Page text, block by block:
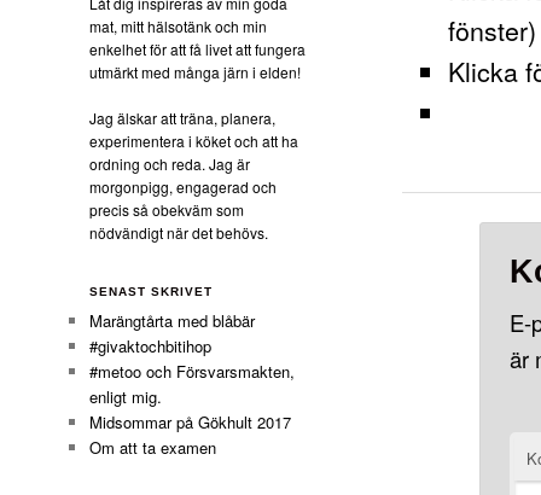
fönster)
Klicka
E-
är
mat, mitt hälsotänk och min
enkelhet för att få livet att fungera
utmärkt med många järn i elden!
Jag älskar att träna, planera,
experimentera i köket och att ha
ordning och reda. Jag är
morgonpigg, engagerad och
precis så obekväm som
nödvändigt när det behövs.
SENAST SKRIVET
Marängtårta med blåbär
#givaktochbitihop
#metoo och Försvarsmakten,
enligt mig.
Midsommar på Gökhult 2017
Om att ta examen